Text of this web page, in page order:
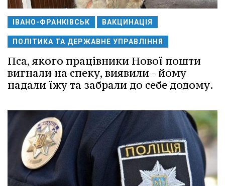
ІВАНО-ФРАНКІВСЬК ВАКЦИНАЦІЯ
ПОЛІТИКА ТА ДЕРЖАВНЕ УПРАВЛІННЯ
Пса, якого працівники Нової пошти
вигнали на спеку, виявили - йому
надали їжу та забрали до себе додому.